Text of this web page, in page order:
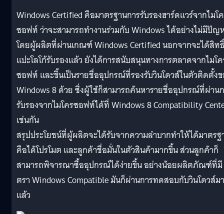
Windows Certified คือมาตรฐานการรับรองฮาร์ดแวร์จากไมโ
ซอฟท์ ว่าจะสามารถทำงานร่วมกับ Windows ได้อย่างไม่มีปัญ
โดยผู้ผลิตที่ผ่านเกณฑ์ Windows Certified นอกจากจะได้สิทธิ์
แปะโลโก้รับรองแล้ว ยังได้การสนับสนุนทางการตลาดจากไมโ
ซอฟท์ และขึ้นเป็นรายชื่ออุปกรณ์ที่รองรับวินโดวส์ในตัวติดตั้ง
Windows 8 ด้วย ซึ่งผู้ใช้ก็สามารถค้นหารายชื่ออุปกรณ์ที่ผ่าน
รับรองจากไมโครซอฟท์ได้ที่ Windows 8 Compatibility
เช่นกัน
สรุปประโยชน์ที่ผู้ผลิตจะได้รับจากความลำบากทำให้ได้มาตรฐ
คือได้โปรโมต และลูกค้าชื่อมั่นในตัวสินค้ามากขึ้น ส่วนลูกค้าก็
สามารถพิจารณาซื้ออุปกรณ์ได้ง่ายขึ้น อย่างน้อยผลิตภัณฑ์ที่มี
ตรา Windows Compatible มันก็ผ่านการทดสอบกับวินโดวส์มา
แล้ว